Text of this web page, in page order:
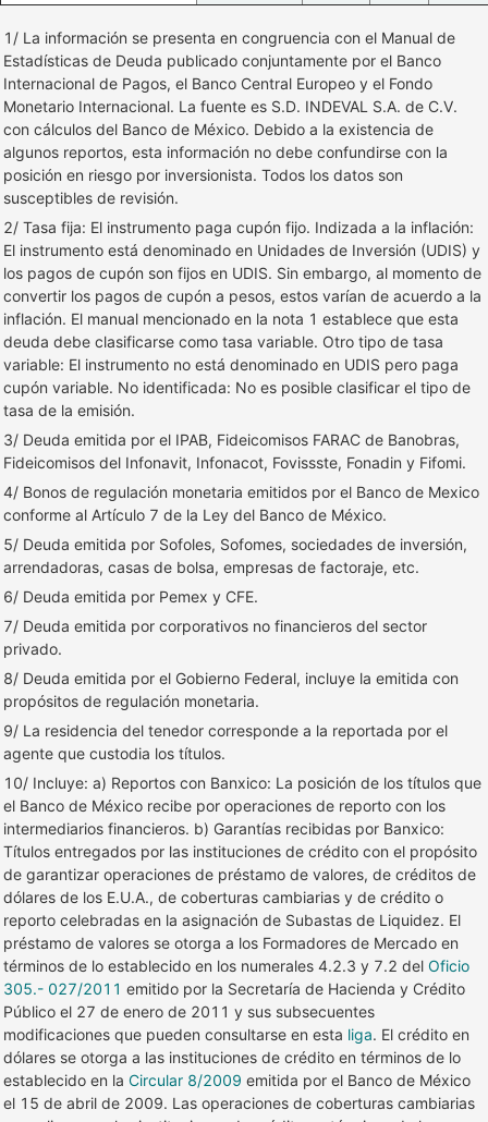
1/ La información se presenta en congruencia con el Manual de
Estadísticas de Deuda publicado conjuntamente por el Banco
Internacional de Pagos, el Banco Central Europeo y el Fondo
Monetario Internacional. La fuente es S.D. INDEVAL S.A. de C.V.
con cálculos del Banco de México. Debido a la existencia de
algunos reportos, esta información no debe confundirse con la
posición en riesgo por inversionista. Todos los datos son
susceptibles de revisión.
2/ Tasa fija: El instrumento paga cupón fijo. Indizada a la inflación:
El instrumento está denominado en Unidades de Inversión (UDIS) y
los pagos de cupón son fijos en UDIS. Sin embargo, al momento de
convertir los pagos de cupón a pesos, estos varían de acuerdo a la
inflación. El manual mencionado en la nota 1 establece que esta
deuda debe clasificarse como tasa variable. Otro tipo de tasa
variable: El instrumento no está denominado en UDIS pero paga
cupón variable. No identificada: No es posible clasificar el tipo de
tasa de la emisión.
3/ Deuda emitida por el IPAB, Fideicomisos FARAC de Banobras,
Fideicomisos del Infonavit, Infonacot, Fovissste, Fonadin y Fifomi.
4/ Bonos de regulación monetaria emitidos por el Banco de Mexico
conforme al Artículo 7 de la Ley del Banco de México.
5/ Deuda emitida por Sofoles, Sofomes, sociedades de inversión,
arrendadoras, casas de bolsa, empresas de factoraje, etc.
6/ Deuda emitida por Pemex y CFE.
7/ Deuda emitida por corporativos no financieros del sector
privado.
8/ Deuda emitida por el Gobierno Federal, incluye la emitida con
propósitos de regulación monetaria.
9/ La residencia del tenedor corresponde a la reportada por el
agente que custodia los títulos.
10/ Incluye: a) Reportos con Banxico: La posición de los títulos que
el Banco de México recibe por operaciones de reporto con los
intermediarios financieros. b) Garantías recibidas por Banxico:
Títulos entregados por las instituciones de crédito con el propósito
de garantizar operaciones de préstamo de valores, de créditos de
dólares de los E.U.A., de coberturas cambiarias y de crédito o
reporto celebradas en la asignación de Subastas de Liquidez. El
préstamo de valores se otorga a los Formadores de Mercado en
términos de lo establecido en los numerales 4.2.3 y 7.2 del Oficio
305.- 027/2011 emitido por la Secretaría de Hacienda y Crédito
Público el 27 de enero de 2011 y sus subsecuentes
modificaciones que pueden consultarse en esta liga. El crédito en
dólares se otorga a las instituciones de crédito en términos de lo
establecido en la Circular 8/2009 emitida por el Banco de México
el 15 de abril de 2009. Las operaciones de coberturas cambiarias